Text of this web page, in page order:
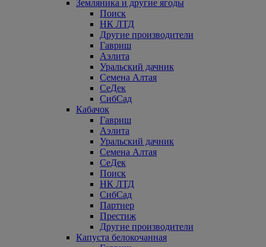
Земляника и другие ягоды
Поиск
НК ЛТД
Другие производители
Гавриш
Аэлита
Уральский дачник
Семена Алтая
СеДек
СибСад
Кабачок
Гавриш
Аэлита
Уральский дачник
Семена Алтая
СеДек
Поиск
НК ЛТД
СибСад
Партнер
Престиж
Другие производители
Капуста белокочанная